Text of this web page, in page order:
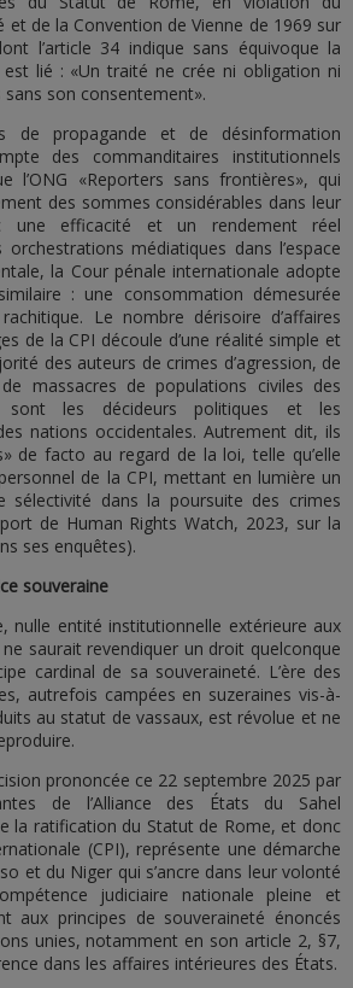
et de la Convention de Vienne de 1969 sur
l’article 34 indique sans équivoque la
lié : «Un traité ne crée ni obligation ni
son consentement».
de propagande et de désinformation
des commanditaires institutionnels
l’ONG «Reporters sans frontières», qui
des sommes considérables dans leur
une efficacité et un rendement réel
médiatiques dans l’espace
la Cour pénale internationale adopte
: une consommation démesurée
Le nombre dérisoire d’affaires
de la CPI découle d’une réalité simple et
des auteurs de crimes d’agression, de
massacres de populations civiles des
sont les décideurs politiques et les
nations occidentales. Autrement dit, ils
de facto au regard de la loi, telle qu’elle
de la CPI, mettant en lumière un
sélectivité dans la poursuite des crimes
de Human Rights Watch, 2023, sur la
ses enquêtes).
souveraine
nulle entité institutionnelle extérieure aux
saurait revendiquer un droit quelconque
cardinal de sa souveraineté. L’ère des
autrefois campées en suzeraines vis-à-
au statut de vassaux, est révolue et ne
prononcée ce 22 septembre 2025 par
de l’Alliance des États du Sahel
la ratification du Statut de Rome, et donc
(CPI), représente une démarche
et du Niger qui s’ancre dans leur volonté
judiciaire nationale pleine et
aux principes de souveraineté énoncés
unies, notamment en son article 2, §7,
dans les affaires intérieures des États.